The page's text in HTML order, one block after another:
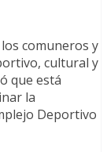
comuneros y
cultural y
que está
la
Deportivo